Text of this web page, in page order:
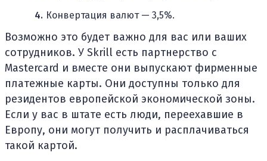
Конвертация валют — 3,5%.
Возможно это будет важно для вас или ваших
сотрудников. У Skrill есть партнерство с
Mastercard и вместе они выпускают фирменные
платежные карты. Они доступны только для
резидентов европейской экономической зоны.
Если у вас в штате есть люди, переехавшие в
Европу, они могут получить и расплачиваться
такой картой.